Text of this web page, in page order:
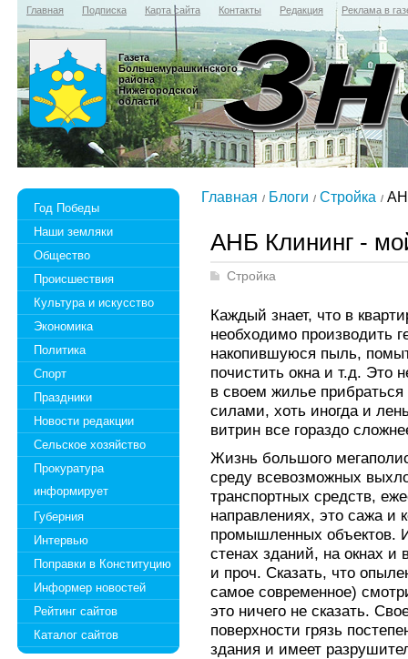
Главная Подписка Карта сайта Контакты Редакция Реклама в
Газета
Большемурашкинского
района
Нижегородской
области
Год Победы
Наши земляки
Общество
Происшествия
Культура и искусство
Экономика
Политика
Спорт
Праздники
Новости редакции
Сельское хозяйство
Прокуратура
информирует
Губерния
Интервью
Поправки в Конституцию
Информер новостей
Рейтинг сайтов
Каталог сайтов
Главная Блоги Стройка
АНБ Клининг -
Стройка
Каждый знает, что в
необходимо производить
накопившуюся пыль,
почистить окна и т.д. Это
в своем жилье
силами, хоть иногда и
витрин все гораздо
Жизнь большого
среду всевозможных
транспортных средств,
направлениях, это сажа и
промышленных объектов.
стенах зданий, на окнах и
и проч. Сказать, что
самое современное)
это ничего не сказать.
поверхности грязь
здания и имеет